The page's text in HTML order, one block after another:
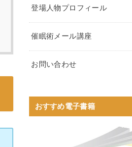
登場人物プロフィール
催眠術メール講座
お問い合わせ
おすすめ電子書籍